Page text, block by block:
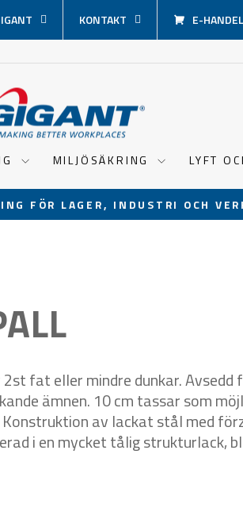
KONTAKT E-
MILJÖSÄKRING LYFT
Pausa
FÖR LAGER, INDUSTRI OCH
fat eller mindre dunkar. Avsedd
ämnen. 10 cm tassar som
av lackat stål med
i en mycket tålig strukturlack,